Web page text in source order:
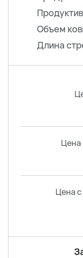
Объем
Длина
Цена
Цена